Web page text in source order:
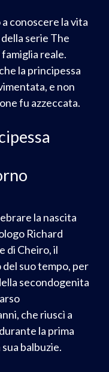
conoscere la vita
serie The
reale.
la principessa
e non
fu azzeccata.
la nascita
Richard
di Cheiro, il
suo tempo, per
secondogenita
che riuscì a
la prima
balbuzie.